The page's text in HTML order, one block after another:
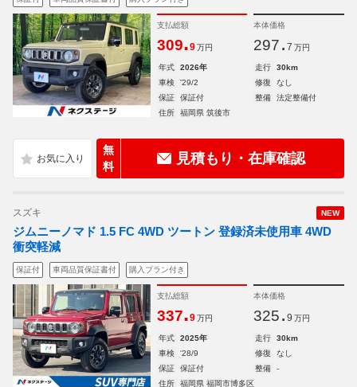
支払総額
309.9 万円
本体価格
297. 7 万円
年式 2026年 走行
30km
車検
'29/2 修復
なし
保証
保証付 整備
法定整備付
住所
福岡県 筑後市
無
料
見積もり・在庫確認
NEW
スズキ
ジムニーノマド 1.5 FC 4WD ツートン 登録済未使用車 4WD
衝突軽減
保証付 車両品質保証書付 購入プラン付き
支払総額
337.9 万円
本体価格
325. 9 万円
年式 2025年 走行
30km
車検
'28/9 修復
なし
保証
保証付 整備
-
住所
福岡県 福岡市博多区